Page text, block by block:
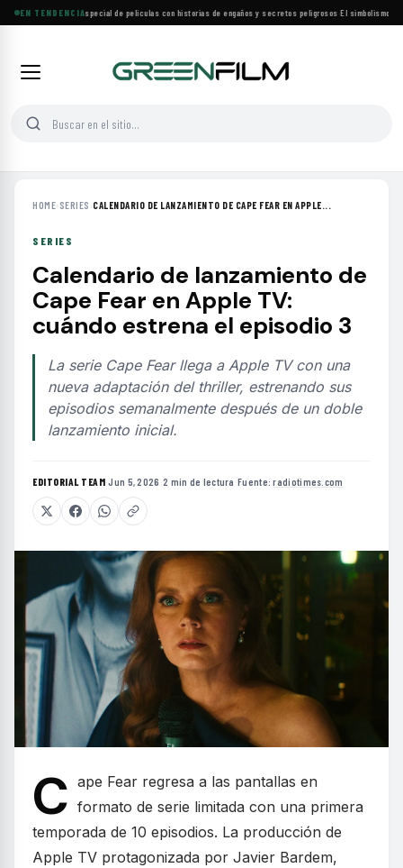
EN TENDENCIA
Lifetime estrena especial de películas con historias de engaños y secretos peligrosos·El simbolismo de
HOME› SERIES ›CALENDARIO DE LANZAMIENTO DE CAPE FEAR EN APPLE...
SERIES
Calendario de lanzamiento de
Cape Fear en Apple TV:
cuándo estrena el episodio 3
La serie Cape Fear llega a Apple TV con una
nueva adaptación del thriller, estrenando sus
episodios semanalmente después de un doble
lanzamiento inicial.
EDITORIAL TEAM·Jun 5, 2026 ·2 min de lectura ·Fuente:radiotimes.com
C ape Fear regresa a las pantallas en
formato de serie limitada con una primera
temporada de 10 episodios. La producción de
Apple TV protagonizada por Javier Bardem,